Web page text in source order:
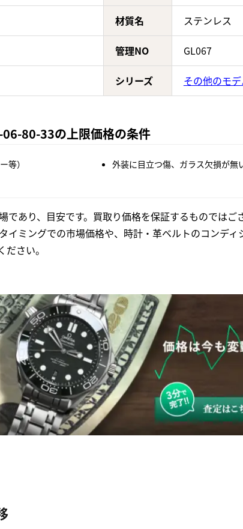
材質名 ステンレス
管理NO GL067
シリーズ その他のモ
80-33の上限価格の条件
等）
外装に目立つ傷、ガラス欠損が無
あり、目安です。買取り価格を保証するものではご
イミングでの市場価格や、時計・革ベルトのコンデ
さい。